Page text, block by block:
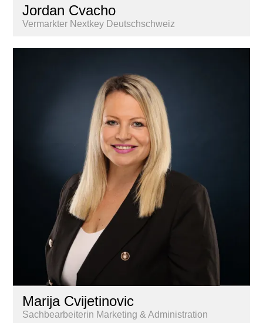
Jordan Cvacho
Vermarkter Nextkey Deutschschweiz
Marija Cvijetinovic
Sachbearbeiterin Marketing & Administration